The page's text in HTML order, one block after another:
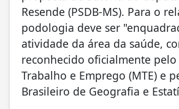
Resende (PSDB-MS). Para o
podologia deve ser
atividade da área da saúde,
reconhecido oficialmente
Trabalho e Emprego (MTE) e
Brasileiro de Geografia e